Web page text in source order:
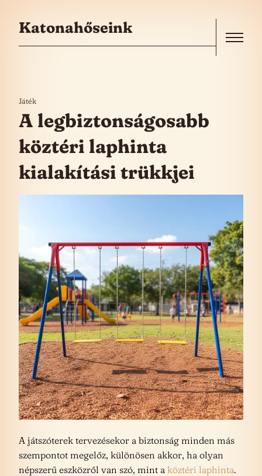
Katonahőseink
Játék
A legbiztonságosabb
köztéri laphinta
kialakítási trükkjei
A játszóterek tervezésekor a biztonság minden más
szempontot megelőz, különösen akkor, ha olyan
népszerű eszközről van szó, mint a köztéri laphinta.